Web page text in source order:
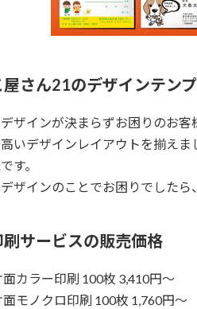
屋さん21のデザインテン
ザインが決まらずお困りのお
いデザインレイアウトを揃え
す。
ザインのことでお困りでしたら
刷サービスの販売価格
面カラー印刷 100枚 3,410円～
面モノクロ印刷 100枚 1,760円～